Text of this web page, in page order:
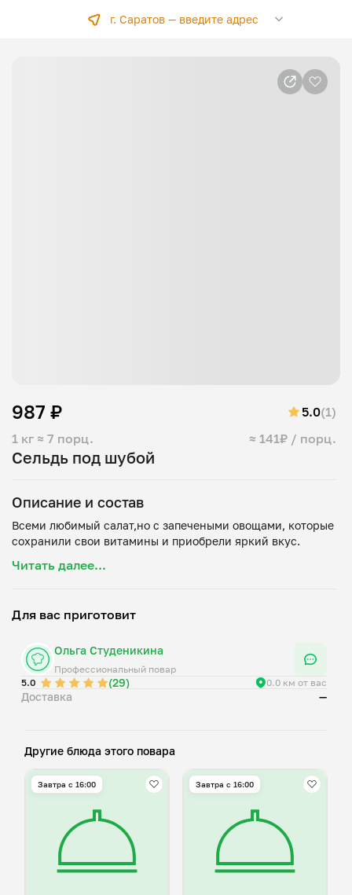
г. Саратов —введите адрес
Сельдь под шубой
1 кг ≈ 7 порц. ≈ 141₽ / порц.
987 ₽ 5.0(1)
Описание и состав
Всеми любимый салат,но с запечеными овощами, которые
Читать далее...
Для вас приготовит
Ольга Студеникина
Профессиональный повар
5.0
(29) 0.0 км от вас
Доставка —
Другие блюда этого повара
Завтра c 16:00 Завтра c 16:00